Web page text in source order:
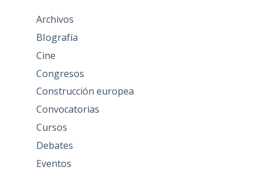
Archivos
BIografía
Cine
Congresos
Construcción europea
Convocatorias
Cursos
Debates
Eventos